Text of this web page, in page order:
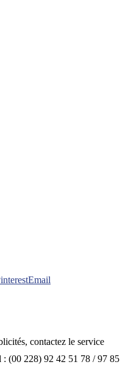
Email
contactez le service
: (00 228) 92 42 51 78 / 97 85